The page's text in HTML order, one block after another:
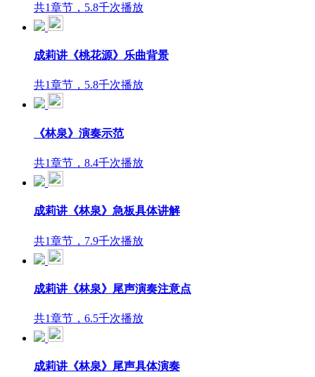
共1章节，5.8千次播放
成莉讲《桃花源》乐曲背景
共1章节，5.8千次播放
《林泉》演奏示范
共1章节，8.4千次播放
成莉讲《林泉》急板具体讲解
共1章节，7.9千次播放
成莉讲《林泉》尾声演奏注意点
共1章节，6.5千次播放
成莉讲《林泉》尾声具体演奏